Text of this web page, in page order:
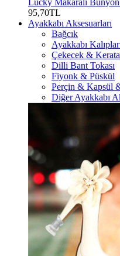
Lucky Makaralı
95,70TL
Ayakkabı Aksesuarları
Bağcık
Ayakkabı
Çekecek & Kerata
Dilli Bant Tokası
Fiyonk & Püskül
Perçin & Kapsül
Diğer Ayakkabı